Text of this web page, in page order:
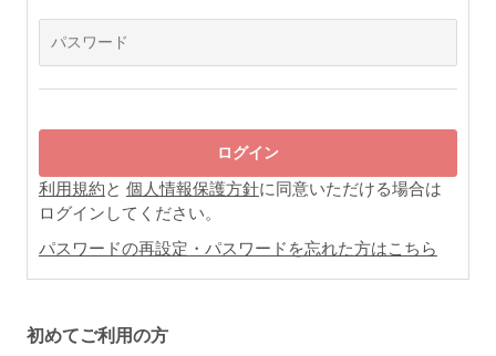
利用規約と 個人情報保護方針に同意いただける場合は
ログインしてください。
パスワードの再設定・パスワードを忘れた方はこちら
初めてご利用の方